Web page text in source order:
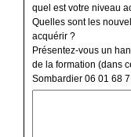
quel est votre niveau
Quelles sont les
acquérir ?
Présentez-vous un
de la formation (dans
Sombardier 06 01 68